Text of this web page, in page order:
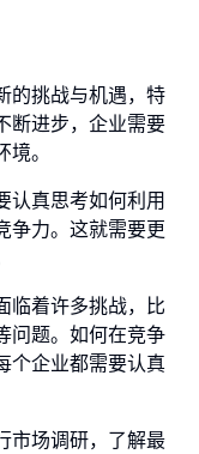
的挑战与机遇，特
断进步，企业需要
。
认真思考如何利用
争力。这就需要更
临着许多挑战，比
问题。如何在竞争
个企业都需要认真
市场调研，了解最